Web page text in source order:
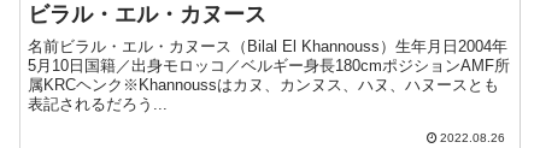
ビラル・エル・カヌース
名前ビラル・エル・カヌース（Bilal El Khannouss）生年月日2004年
5月10日国籍／出身モロッコ／ベルギー身長180cmポジションAMF所
属KRCヘンク※Khannoussはカヌ、カンヌス、ハヌ、ハヌースとも
表記されるだろう...
2022.08.26